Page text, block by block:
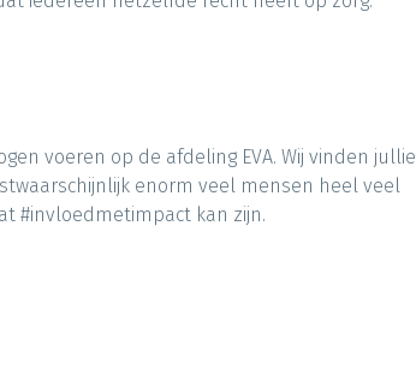
voeren op de afdeling EVA. Wij vinden jullie
enorm veel mensen heel veel
#invloedmetimpact kan zijn.